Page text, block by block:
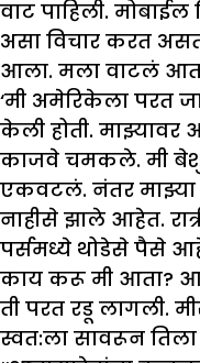
वाट पाहिली.
असा विचार करत
आला. मला वाटलं
‘मी अमेरिकेला परत
केली होती.
काजवे चमकले. मी
एकवटलं. नंतर माझ्या
नाहीसे झाले आहेत.
पर्समध्ये थोडेसे पैसे
काय करू मी आता?
ती परत रडू लागली.
स्वत:ला सावरून